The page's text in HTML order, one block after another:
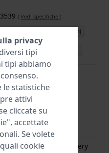
3539 ( Vedi specifiche )
Scarica il manuale (English)
Scarica il manuale (Italian)
Casio
No
Digitale
Solare Quarzo
Solar rechargeable battery
privacy
tipi
tipi abbiamo
le statistiche
attivi
cliccate su
accettate
Se volete
cookie